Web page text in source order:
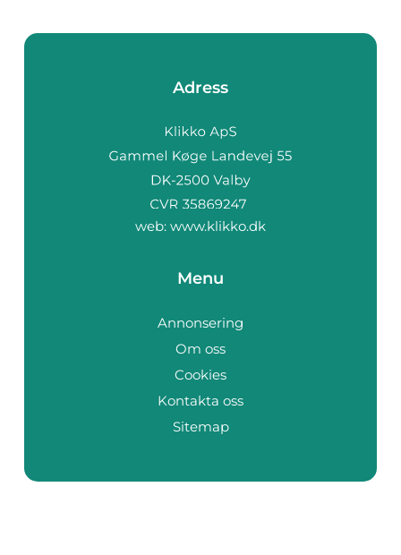
Adress
web: www.klikko.dk
Menu
Annonsering
Om oss
Cookies
Kontakta oss
Sitemap